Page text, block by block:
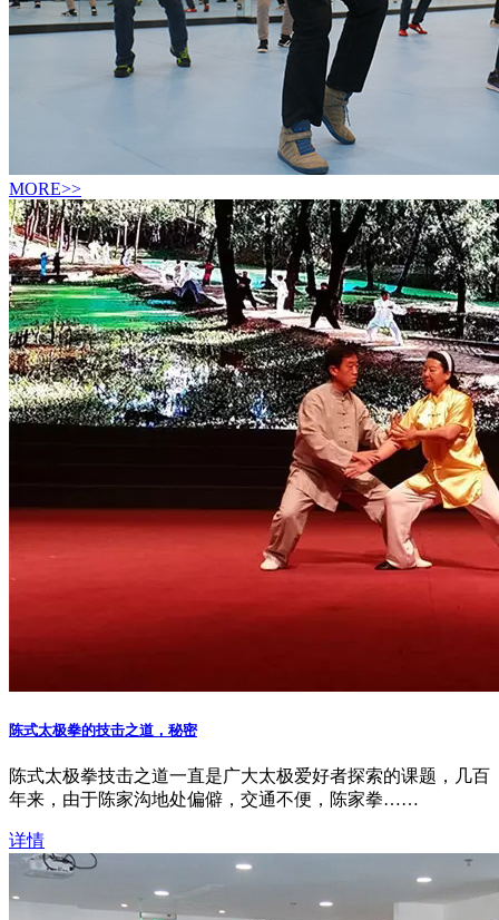
MORE>>
陈式太极拳的技击之道，秘密
陈式太极拳技击之道一直是广大太极爱好者探索的课题，几百
年来，由于陈家沟地处偏僻，交通不便，陈家拳……
详情